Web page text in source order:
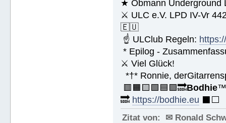
★ Obmann Underground
⚔ ULC e.V. LPD IV-Vr
🇪🇺
☝ ULClub Regeln:
* Epilog -
⚔ Viel Glück!
*†* Ronnie,
🟥🟧🟨🟩🟦🟪🔜Bodhie
🔜 https://bodhie.eu ⬛️⬜️
Zitat von: ✉ Ronald